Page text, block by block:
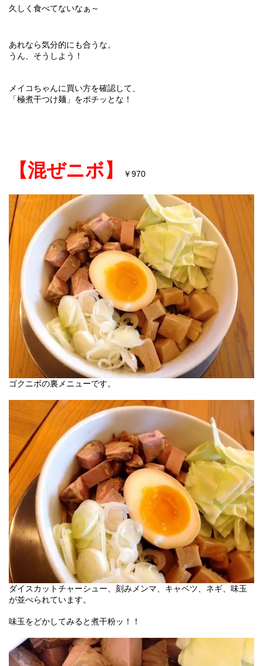
久しく食べてないなぁ～
あれなら気分的にも合うな。
うん、そうしよう！
メイコちゃんに買い方を確認して、
「極煮干つけ麺」をポチッとな！
【混ぜニボ】 ￥ 970
ゴクニボの裏メニューです。
ダイスカットチャーシュー、刻みメンマ、キャベツ、ネギ、味玉
が並べられています。
味玉をどかしてみると煮干粉ッ！！